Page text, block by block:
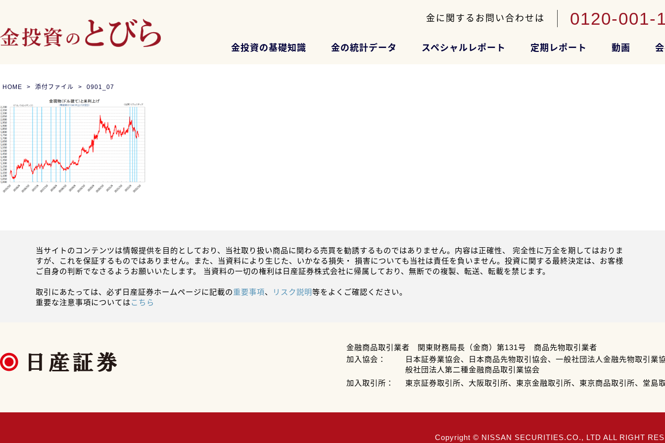
金に関するお問い合わせは 0120-001-
金投資の基礎知識 金の統計データ スペシャルレポート 定期レポート 動画
HOME 添付ファイル 0901_07
当サイトのコンテンツは情報提供を目的としており、当社取り扱い商品に関わる売買を勧誘するものではありません。内容は正確性、 完全性に万全を期してはおりま
すが、これを保証するものではありません。また、当資料により生じた、いかなる損失・ 損害についても当社は責任を負いません。投資に関する最終決定は、お客様
ご自身の判断でなさるようお願いいたします。 当資料の一切の権利は日産証券株式会社に帰属しており、無断での複製、転送、転載を禁じます。
取引にあたっては、必ず日産証券ホームページに記載の重要事項、 リスク説明等をよくご確認ください。
重要な注意事項についてはこちら
金融商品取引業者 関東財務局長（金商）第131号 商品先物取引業者
加入協会：
日本証券業協会、日本商品先物取引協会、一般社団法人金融先物取引業
般社団法人第二種金融商品取引業協会
加入取引所：
東京証券取引所、大阪取引所、東京金融取引所、東京商品取引所、堂島
Copyright © NISSAN SECURITIES.CO., LTD ALL RIGHT